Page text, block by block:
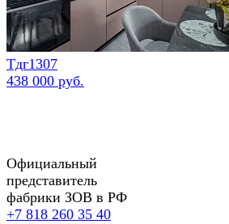
Тдг1307
438 000 руб.
Официальный
представитель
фабрики ЗОВ в РФ
+7 818 260 35 40